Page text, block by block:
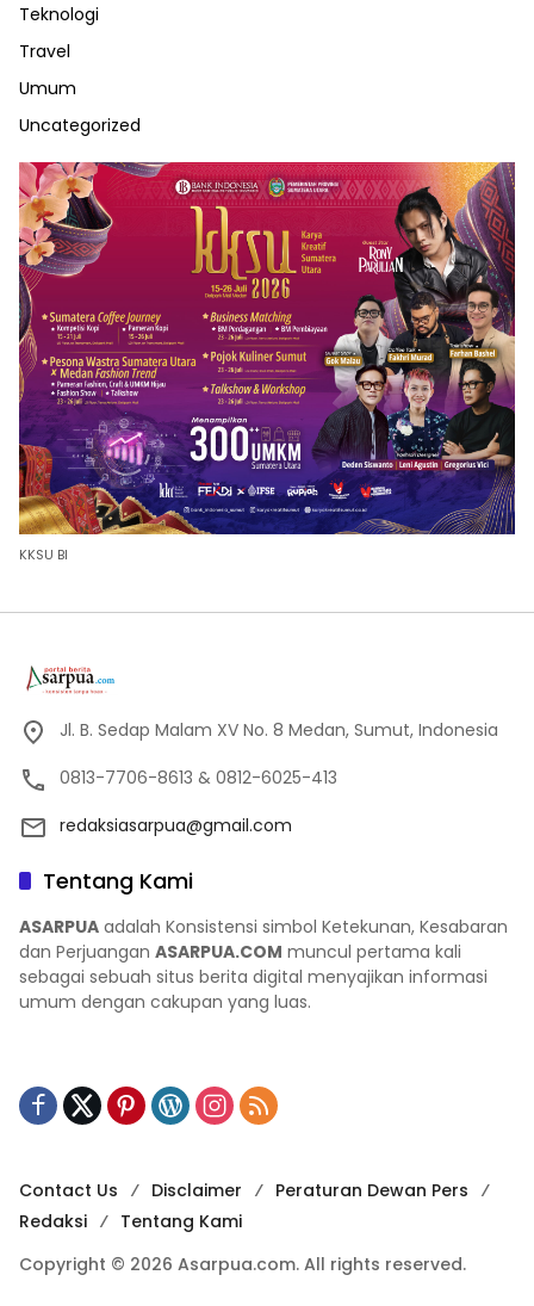
Teknologi
Travel
Umum
Uncategorized
KKSU BI
Jl. B. Sedap Malam XV No. 8 Medan, Sumut, Indonesia
0813-7706-8613 & 0812-6025-413
redaksiasarpua@gmail.com
Tentang Kami
ASARPUA adalah Konsistensi simbol Ketekunan, Kesabaran
dan Perjuangan ASARPUA.COM muncul pertama kali
sebagai sebuah situs berita digital menyajikan informasi
umum dengan cakupan yang luas.
Contact Us Disclaimer
Peraturan Dewan Pers
Redaksi
Tentang Kami
Copyright © 2026 Asarpua.com. All rights reserved.